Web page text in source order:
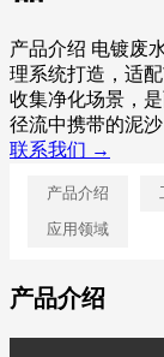
产品介绍 电镀废
理系统打造，适
收集净化场景，
径流中携带的泥沙
联系我们 →
产品介绍
应用领域
产品介绍